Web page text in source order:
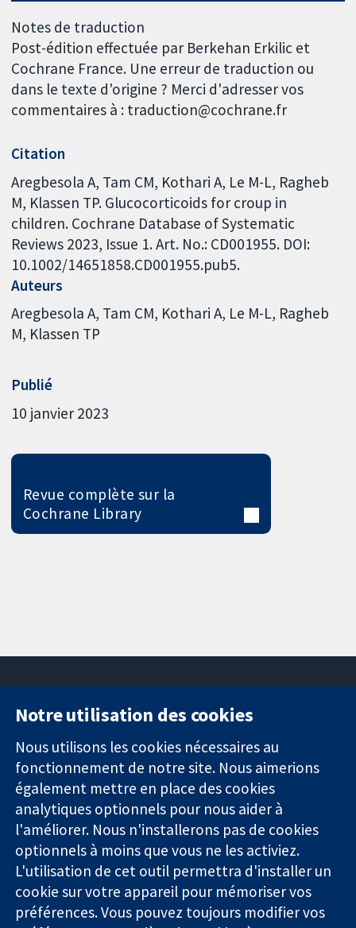
Notes de traduction
Post-édition effectuée par Berkehan Erkilic et
Cochrane France. Une erreur de traduction ou
dans le texte d'origine ? Merci d'adresser vos
commentaires à : traduction@cochrane.fr
Citation
Aregbesola A, Tam CM, Kothari A, Le M-L, Ragheb
M, Klassen TP. Glucocorticoids for croup in
children. Cochrane Database of Systematic
Reviews 2023, Issue 1. Art. No.: CD001955. DOI:
10.1002/14651858.CD001955.pub5.
Auteurs
Aregbesola A Tam CM Kothari A Le M-L Ragheb
M Klassen TP
Publié
10 janvier 2023
Revue complète sur la
Cochrane Library
Des données
probantes.
Des décisions
éclairées.
Une meilleure
santé.
11-13 Cavendish
Square
Londres
W1G0AN
Royaume-Uni
nous
Actualités
Service de
presse
Qui sommes-
nous
Offres
d'emploi
Library
Notre utilisation des cookies
Nous utilisons les cookies nécessaires au
fonctionnement de notre site. Nous aimerions
également mettre en place des cookies
analytiques optionnels pour nous aider à
l'améliorer. Nous n'installerons pas de cookies
optionnels à moins que vous ne les activiez.
L'utilisation de cet outil permettra d'installer un
cookie sur votre appareil pour mémoriser vos
préférences. Vous pouvez toujours modifier vos